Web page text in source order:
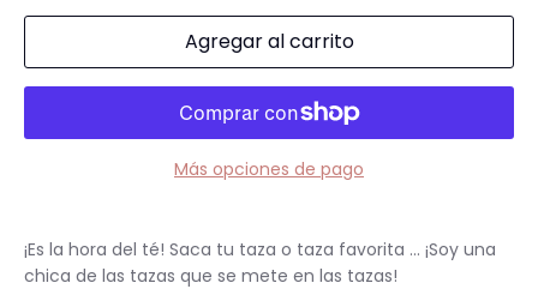
Equipos Eléctricos (Lamparas, Extractores,
Pulidoras)
MARCAS "STAMPING" Tintas y Gel para estampar
Agregar al carrito
Más opciones de pago
¡Es la hora del té! Saca tu taza o taza favorita ... ¡Soy una
chica de las tazas que se mete en las tazas!